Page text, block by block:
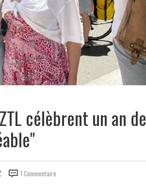
célèbrent un an de
1 Commentaire